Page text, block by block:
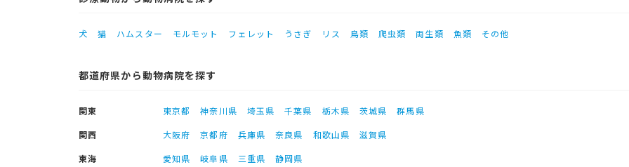
犬 猫 ハムスター モルモット フェレット うさぎ リス 鳥類 爬虫類 両生類 魚類 その他
都道府県から動物病院を探す
関東 東京都 神奈川県 埼玉県 千葉県 栃木県 茨城県
群馬県
関西
大阪府 京都府 兵庫県 奈良県 和歌山県
滋賀県
東海
愛知県 岐阜県 三重県
静岡県